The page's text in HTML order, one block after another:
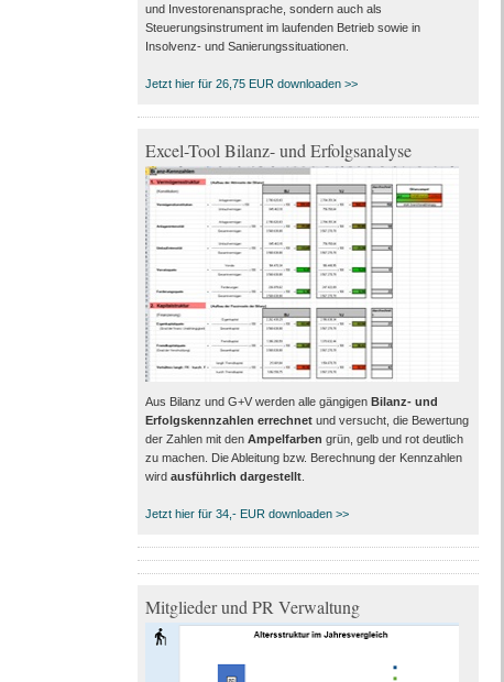
und Investorenansprache, sondern auch als
Steuerungsinstrument im laufenden Betrieb sowie in
Insolvenz- und Sanierungssituationen.
Jetzt hier für 26,75 EUR downloaden >>
Excel-Tool Bilanz- und Erfolgsanalyse
Aus Bilanz und G+V werden alle gängigen Bilanz- und
Erfolgskennzahlen errechnetund versucht, die Bewertung
der Zahlen mit den Ampelfarben grün, gelb und rot deutlich
zu machen. Die Ableitung bzw. Berechnung der Kennzahlen
wird ausführlich dargestellt.
Jetzt hier für 34,- EUR downloaden >>
Mitglieder und PR Verwaltung